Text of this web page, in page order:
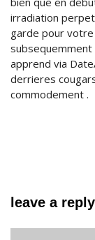
irradiation
garde pour votre
apprend via
derrieres
commodement .
leave a reply